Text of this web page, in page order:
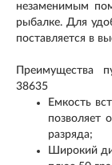
незаменимым
рыбалке. Для
поставляется в
Преимущества
38635
Емкость
позволяет
разряда;
Широкий